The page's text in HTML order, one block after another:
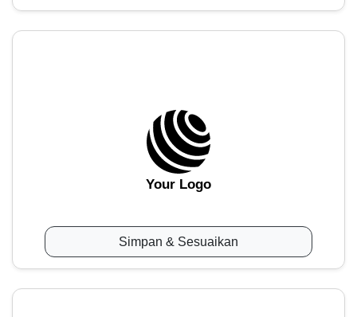
Your Logo
Simpan & Sesuaikan